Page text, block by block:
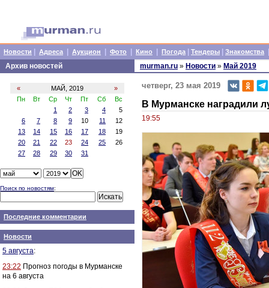
Новости Адреса Аукцион Фото Кино Погода Тендеры Знакомства
Архив новостей
« МАЙ, 2019
»
Пн
Вт Ср Чт Пт Сб
Вс
1
2 3 4
5
6
7 8 9 10 11
12
13
14 15 16 17 18
19
20
21 22 23 24 25
26
27
28 29 30 31
Поиск по новостям:
Последние комментарии
Новости
5 августа:
23:22 Прогноз погоды в Мурманске
на 6 августа
murman.ru » Новости » Май 2019
четверг, 23 мая 2019
В Мурманске наградили
19:55